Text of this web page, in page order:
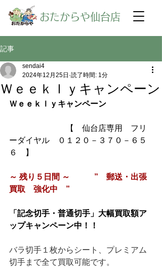
​おたからや仙台店
記事
Ｗｅｅｋｌｙキャンペーン
sendai4
2024年12月25日 読了時間: 1分
Ｗｅｅｋｌｙキャンペーン
【　仙台店専用　フリ
ーダイヤル　０１２０－３７０－６５
６　】
～ 残り５日間 ～　　　”　郵送・出張
買取　強化中　”
「記念切手・普通切手」大幅買取額ア
ップキャンペーン中！！
バラ切手１枚からシート、プレミアム
切手まで全て買取可能です。